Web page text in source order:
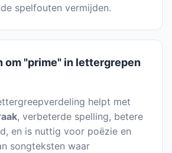
spelfouten vermijden.
om "prime" in lettergrepen
helpt met
, verbeterde spelling, betere
en is nuttig voor poëzie en
songteksten waar